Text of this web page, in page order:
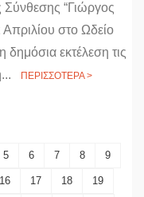
“Γιώργος
Απριλίου στο Ωδείο
εκτέλεση τις
ΠΕΡΙΣΣΟΤΕΡΑ >
5 6 7 8 9
16 17 18 19